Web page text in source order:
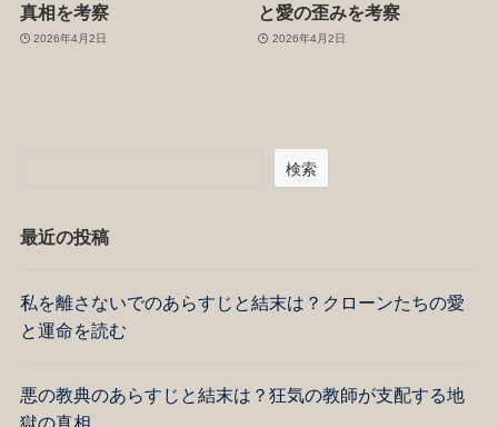
真相を考察
2026年4月2日
と愛の歪みを考察
2026年4月2日
検索
最近の投稿
私を離さないでのあらすじと結末は？クローンたちの愛
と運命を読む
悪の教典のあらすじと結末は？狂気の教師が支配する地
獄の真相